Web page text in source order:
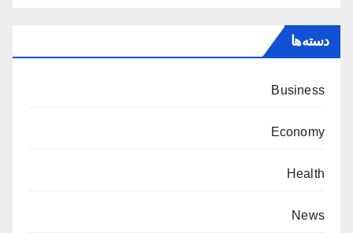
دسته‌ها
Business
Economy
Health
News